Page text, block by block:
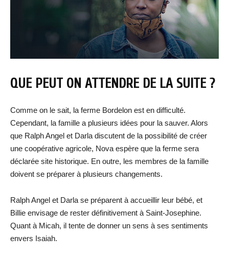
QUE PEUT ON ATTENDRE DE LA SUITE ?
Comme on le sait, la ferme Bordelon est en difficulté.
Cependant, la famille a plusieurs idées pour la sauver. Alors
que Ralph Angel et Darla discutent de la possibilité de créer
une coopérative agricole, Nova espère que la ferme sera
déclarée site historique. En outre, les membres de la famille
doivent se préparer à plusieurs changements.
Ralph Angel et Darla se préparent à accueillir leur bébé, et
Billie envisage de rester définitivement à Saint-Josephine.
Quant à Micah, il tente de donner un sens à ses sentiments
envers Isaiah.